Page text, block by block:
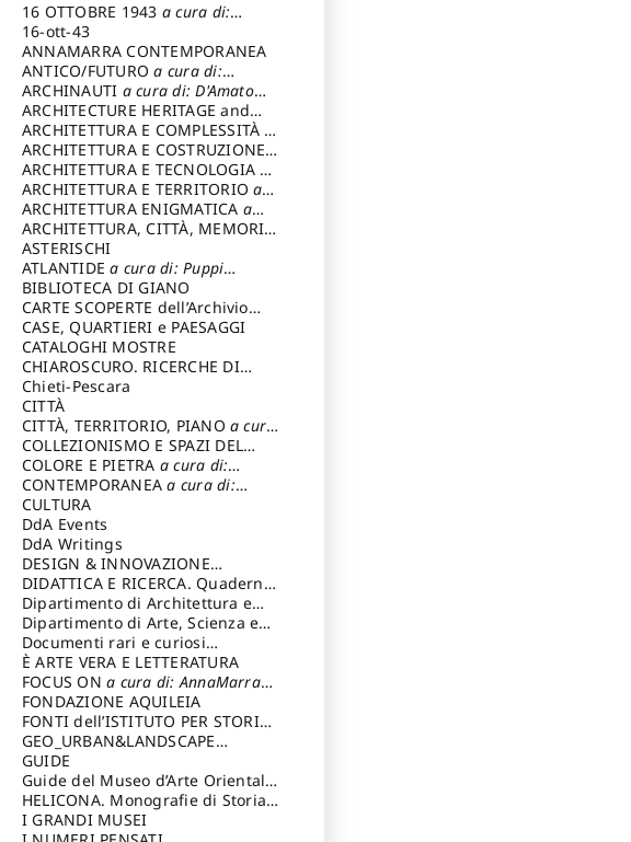
16 OTTOBRE 1943 a cura di:
Pezzetti Marcello
16-ott-43
ANNAMARRA CONTEMPORANEA
ANTICO/FUTUROa cura di:
Varagnoli Claudio
ARCHINAUTI a cura di: D'Amato
Claudio
ARCHITECTURE HERITAGE and
DESIGN
ARCHITETTURA E COMPLESSITÀ a
cura di: Piva Antonio
ARCHITETTURA E COSTRUZIONEa
cura di: Poretti Sergio
ARCHITETTURA E TECNOLOGIA a
cura di: Carrara Gianfranco
ARCHITETTURA E TERRITORIOa
cura di: Pietrogrande Enrico
ARCHITETTURA ENIGMATICA a
cura di: Lenci Ruggero
ARCHITETTURA, CITTÀ, MEMORIA
a cura di: Valeriani Enrico
ASTERISCHI
ATLANTIDEa cura di: Puppi
Lionello
BIBLIOTECA DI GIANO
CARTE SCOPERTE dell’Archivio
Storico Capitolino
CASE, QUARTIERI e PAESAGGI
CATALOGHI MOSTRE
CHIAROSCURO. RICERCHE DI
STORIA E STORIA DELL'ARTE
cura di: Di Carpegna Falconieri
Tommaso
Chieti-Pescara
CITTÀ
CITTÀ, TERRITORIO, PIANO a cura
di: Imbesi Giuseppe
COLLEZIONISMO E SPAZI DEL
COLLEZIONISMO a cura di:
Magnani Lauro
COLORE E PIETRA a cura di:
Selvaggi Giuseppe
CONTEMPORANEAa cura di:
Gubinelli Luna
CULTURA
DdA Events
DdA Writings
DESIGN & INNOVAZIONE
TECNOLOGICAa cura di: Vallicelli
Andrea
DIDATTICA E RICERCA. Quaderni
della Scuola
Dipartimento di Architettura e
Analisi della Città Mediterranea
Dipartimento di Arte, Scienza e
Tecnica del Costuire
Documenti rari e curiosi
dall'Archivio Segreto
È ARTE VERA E LETTERATURA
FOCUS ONa cura di: AnnaMarra
Contemporanea
FONDAZIONE AQUILEIA
FONTI dell’ISTITUTO PER STORIA
DEL RISORGIMENTO
GEO_URBAN&LANDSCAPE
PLANNING (GULP)
Trusiani Elio
GUIDE
Guide del Museo d’Arte Orientale
“Giuseppe Tucci”
HELICONA. Monografie di Storia
dell'Artea cura di: Gallo Marco
I GRANDI MUSEI